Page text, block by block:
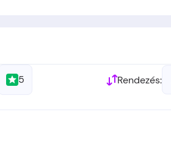
Rendezés:
5